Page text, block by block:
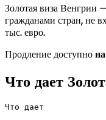
Золотая виза Венгрии
гражданами стран, не
тыс. евро.
Продление доступно
Что дает
Что дает